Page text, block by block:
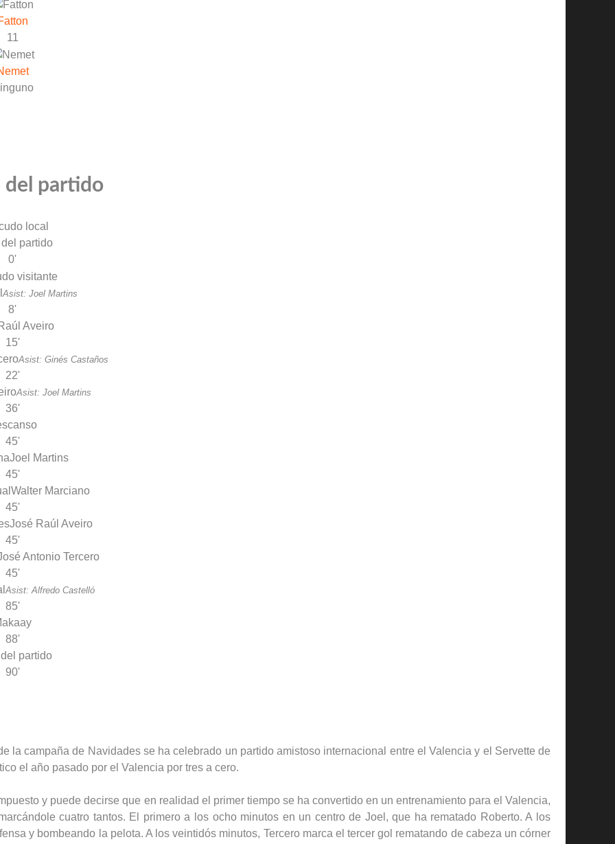
11
del partido
partido
0'
Asist: Joel Martins
8'
Aveiro
15'
Asist: Ginés Castaños
22'
Asist: Joel Martins
36'
45'
Joel Martins
45'
Walter Marciano
45'
José Raúl Aveiro
45'
Antonio Tercero
45'
Asist: Alfredo Castelló
85'
88'
partido
90'
la campaña de Navidades se ha celebrado un partido amistoso internacional entre el Valencia y el Servette de
el año pasado por el Valencia por tres a cero.
y puede decirse que en realidad el primer tiempo se ha convertido en un entrenamiento para el Valencia,
cuatro tantos. El primero a los ocho minutos en un centro de Joel, que ha rematado Roberto. A los
y bombeando la pelota. A los veintidós minutos, Tercero marca el tercer gol rematando de cabeza un córner